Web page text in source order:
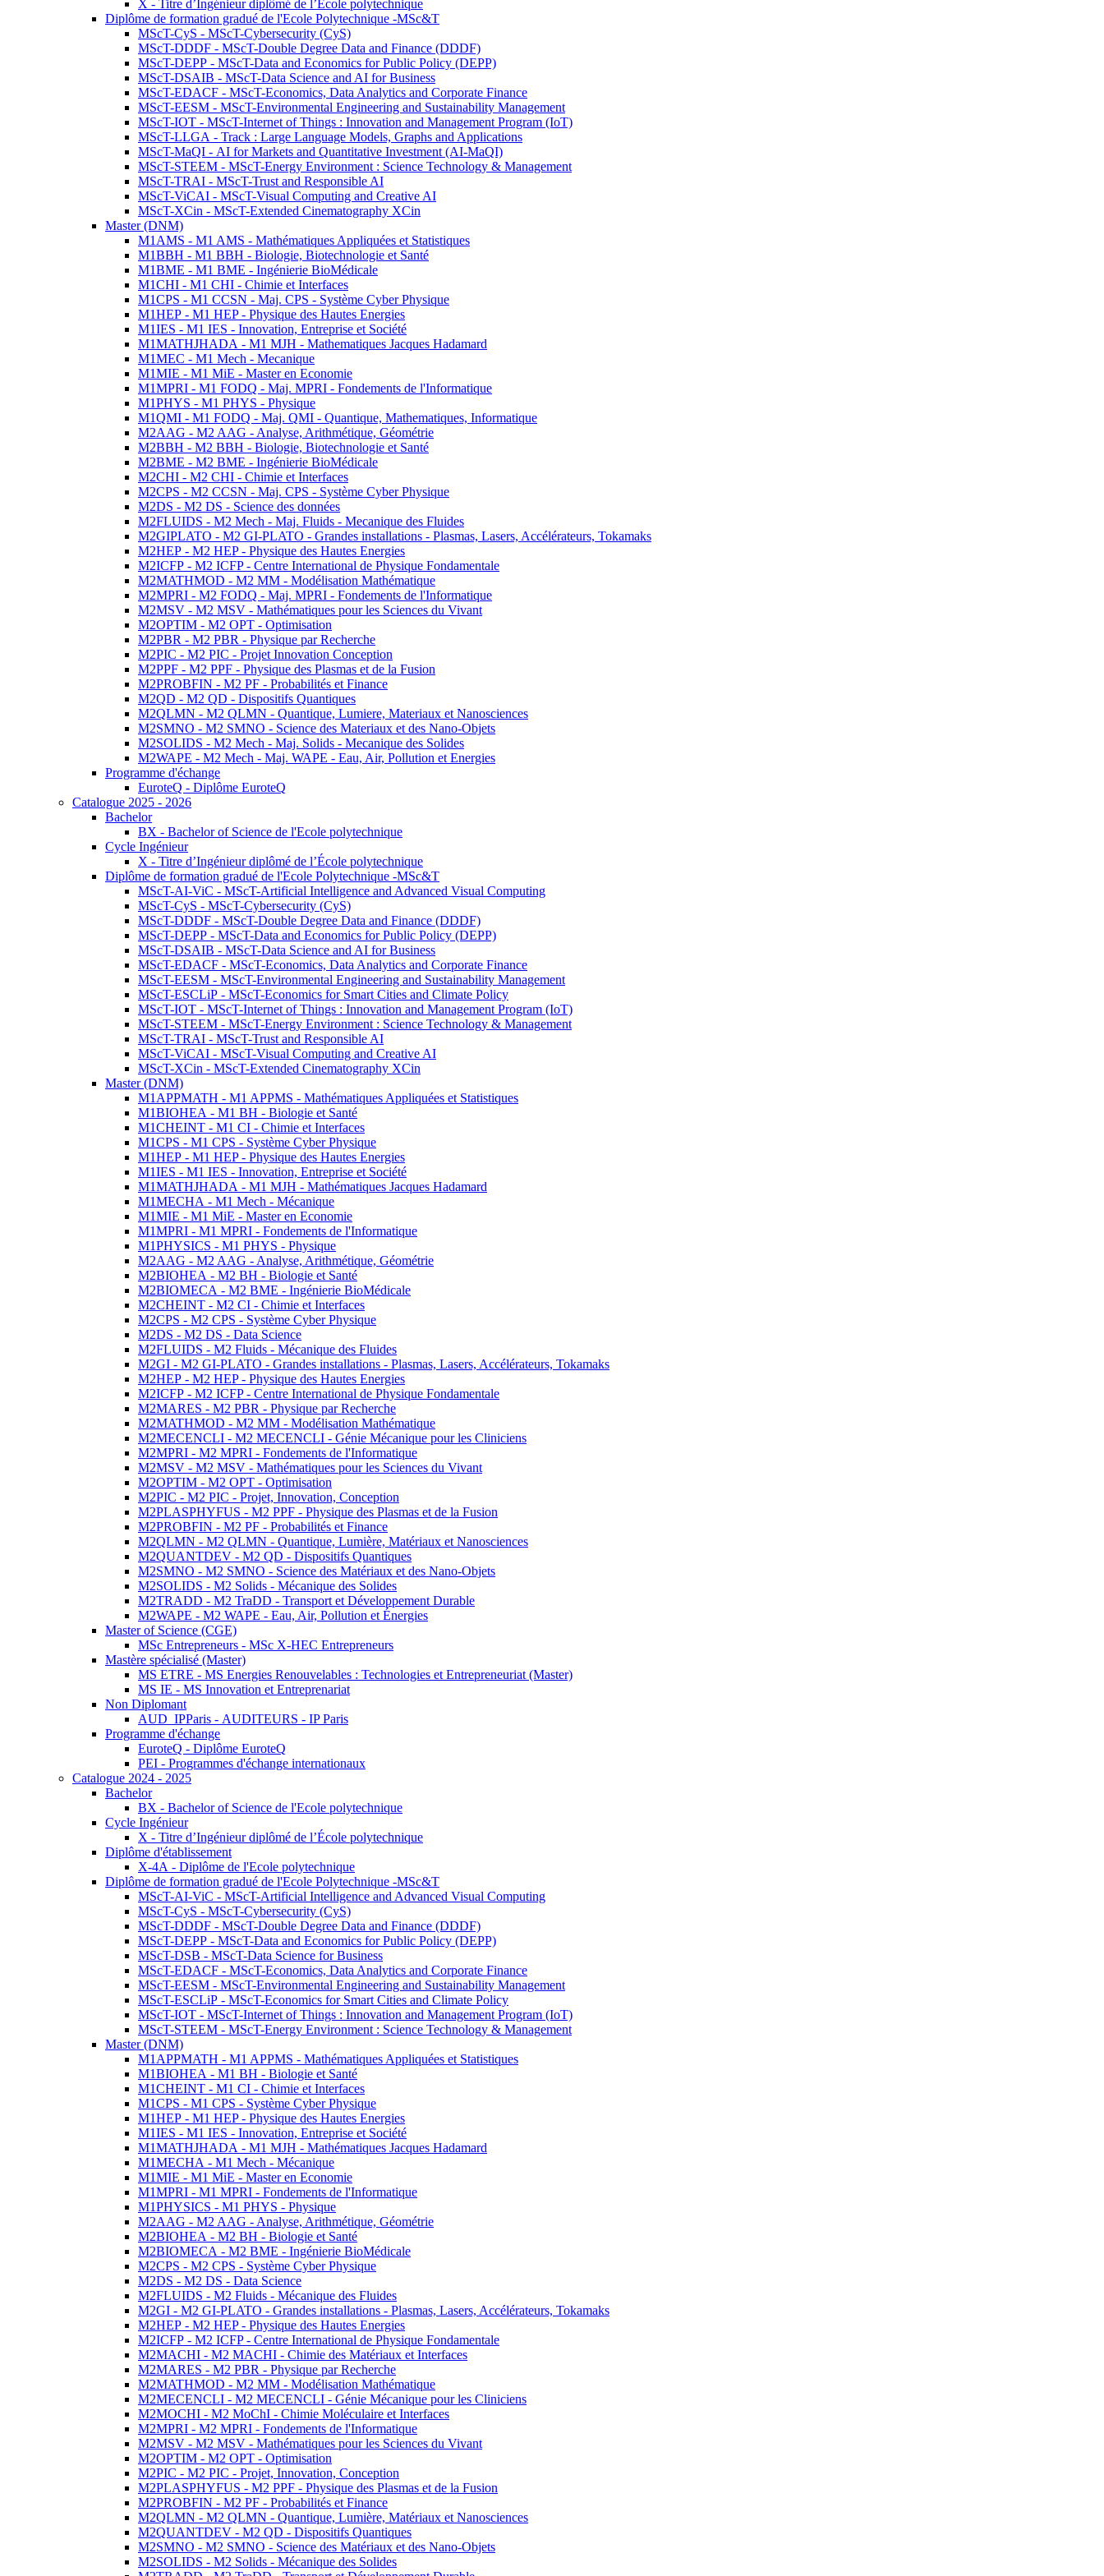
X - Titre d’Ingénieur diplômé de l’École polytechnique
Diplôme de formation gradué de l'Ecole Polytechnique -MSc&T
MScT-CyS - MScT-Cybersecurity (CyS)
MScT-DDDF - MScT-Double Degree Data and Finance (DDDF)
MScT-DEPP - MScT-Data and Economics for Public Policy (DEPP)
MScT-DSAIB - MScT-Data Science and AI for Business
MScT-EDACF - MScT-Economics, Data Analytics and Corporate Finance
MScT-EESM - MScT-Environmental Engineering and Sustainability Management
MScT-IOT - MScT-Internet of Things : Innovation and Management Program (IoT)
MScT-LLGA - Track : Large Language Models, Graphs and Applications
MScT-MaQI - AI for Markets and Quantitative Investment (AI-MaQI)
MScT-STEEM - MScT-Energy Environment : Science Technology & Management
MScT-TRAI - MScT-Trust and Responsible AI
MScT-ViCAI - MScT-Visual Computing and Creative AI
MScT-XCin - MScT-Extended Cinematography XCin
Master (DNM)
M1AMS - M1 AMS - Mathématiques Appliquées et Statistiques
M1BBH - M1 BBH - Biologie, Biotechnologie et Santé
M1BME - M1 BME - Ingénierie BioMédicale
M1CHI - M1 CHI - Chimie et Interfaces
M1CPS - M1 CCSN - Maj. CPS - Système Cyber Physique
M1HEP - M1 HEP - Physique des Hautes Energies
M1IES - M1 IES - Innovation, Entreprise et Société
M1MATHJHADA - M1 MJH - Mathematiques Jacques Hadamard
M1MEC - M1 Mech - Mecanique
M1MIE - M1 MiE - Master en Economie
M1MPRI - M1 FODQ - Maj. MPRI - Fondements de l'Informatique
M1PHYS - M1 PHYS - Physique
M1QMI - M1 FODQ - Maj. QMI - Quantique, Mathematiques, Informatique
M2AAG - M2 AAG - Analyse, Arithmétique, Géométrie
M2BBH - M2 BBH - Biologie, Biotechnologie et Santé
M2BME - M2 BME - Ingénierie BioMédicale
M2CHI - M2 CHI - Chimie et Interfaces
M2CPS - M2 CCSN - Maj. CPS - Système Cyber Physique
M2DS - M2 DS - Science des données
M2FLUIDS - M2 Mech - Maj. Fluids - Mecanique des Fluides
M2GIPLATO - M2 GI-PLATO - Grandes installations - Plasmas, Lasers, Accélérateurs, Tokamaks
M2HEP - M2 HEP - Physique des Hautes Energies
M2ICFP - M2 ICFP - Centre International de Physique Fondamentale
M2MATHMOD - M2 MM - Modélisation Mathématique
M2MPRI - M2 FODQ - Maj. MPRI - Fondements de l'Informatique
M2MSV - M2 MSV - Mathématiques pour les Sciences du Vivant
M2OPTIM - M2 OPT - Optimisation
M2PBR - M2 PBR - Physique par Recherche
M2PIC - M2 PIC - Projet Innovation Conception
M2PPF - M2 PPF - Physique des Plasmas et de la Fusion
M2PROBFIN - M2 PF - Probabilités et Finance
M2QD - M2 QD - Dispositifs Quantiques
M2QLMN - M2 QLMN - Quantique, Lumiere, Materiaux et Nanosciences
M2SMNO - M2 SMNO - Science des Materiaux et des Nano-Objets
M2SOLIDS - M2 Mech - Maj. Solids - Mecanique des Solides
M2WAPE - M2 Mech - Maj. WAPE - Eau, Air, Pollution et Energies
Programme d'échange
EuroteQ - Diplôme EuroteQ
Catalogue 2025 - 2026
Bachelor
BX - Bachelor of Science de l'Ecole polytechnique
Cycle Ingénieur
X - Titre d’Ingénieur diplômé de l’École polytechnique
Diplôme de formation gradué de l'Ecole Polytechnique -MSc&T
MScT-AI-ViC - MScT-Artificial Intelligence and Advanced Visual Computing
MScT-CyS - MScT-Cybersecurity (CyS)
MScT-DDDF - MScT-Double Degree Data and Finance (DDDF)
MScT-DEPP - MScT-Data and Economics for Public Policy (DEPP)
MScT-DSAIB - MScT-Data Science and AI for Business
MScT-EDACF - MScT-Economics, Data Analytics and Corporate Finance
MScT-EESM - MScT-Environmental Engineering and Sustainability Management
MScT-ESCLiP - MScT-Economics for Smart Cities and Climate Policy
MScT-IOT - MScT-Internet of Things : Innovation and Management Program (IoT)
MScT-STEEM - MScT-Energy Environment : Science Technology & Management
MScT-TRAI - MScT-Trust and Responsible AI
MScT-ViCAI - MScT-Visual Computing and Creative AI
MScT-XCin - MScT-Extended Cinematography XCin
Master (DNM)
M1APPMATH - M1 APPMS - Mathématiques Appliquées et Statistiques
M1BIOHEA - M1 BH - Biologie et Santé
M1CHEINT - M1 CI - Chimie et Interfaces
M1CPS - M1 CPS - Système Cyber Physique
M1HEP - M1 HEP - Physique des Hautes Energies
M1IES - M1 IES - Innovation, Entreprise et Société
M1MATHJHADA - M1 MJH - Mathématiques Jacques Hadamard
M1MECHA - M1 Mech - Mécanique
M1MIE - M1 MiE - Master en Economie
M1MPRI - M1 MPRI - Fondements de l'Informatique
M1PHYSICS - M1 PHYS - Physique
M2AAG - M2 AAG - Analyse, Arithmétique, Géométrie
M2BIOHEA - M2 BH - Biologie et Santé
M2BIOMECA - M2 BME - Ingénierie BioMédicale
M2CHEINT - M2 CI - Chimie et Interfaces
M2CPS - M2 CPS - Système Cyber Physique
M2DS - M2 DS - Data Science
M2FLUIDS - M2 Fluids - Mécanique des Fluides
M2GI - M2 GI-PLATO - Grandes installations - Plasmas, Lasers, Accélérateurs, Tokamaks
M2HEP - M2 HEP - Physique des Hautes Energies
M2ICFP - M2 ICFP - Centre International de Physique Fondamentale
M2MARES - M2 PBR - Physique par Recherche
M2MATHMOD - M2 MM - Modélisation Mathématique
M2MECENCLI - M2 MECENCLI - Génie Mécanique pour les Cliniciens
M2MPRI - M2 MPRI - Fondements de l'Informatique
M2MSV - M2 MSV - Mathématiques pour les Sciences du Vivant
M2OPTIM - M2 OPT - Optimisation
M2PIC - M2 PIC - Projet, Innovation, Conception
M2PLASPHYFUS - M2 PPF - Physique des Plasmas et de la Fusion
M2PROBFIN - M2 PF - Probabilités et Finance
M2QLMN - M2 QLMN - Quantique, Lumière, Matériaux et Nanosciences
M2QUANTDEV - M2 QD - Dispositifs Quantiques
M2SMNO - M2 SMNO - Science des Matériaux et des Nano-Objets
M2SOLIDS - M2 Solids - Mécanique des Solides
M2TRADD - M2 TraDD - Transport et Développement Durable
M2WAPE - M2 WAPE - Eau, Air, Pollution et Énergies
Master of Science (CGE)
MSc Entrepreneurs - MSc X-HEC Entrepreneurs
Mastère spécialisé (Master)
MS ETRE - MS Energies Renouvelables : Technologies et Entrepreneuriat (Master)
MS IE - MS Innovation et Entreprenariat
Non Diplomant
AUD_IPParis - AUDITEURS - IP Paris
Programme d'échange
EuroteQ - Diplôme EuroteQ
PEI - Programmes d'échange internationaux
Catalogue 2024 - 2025
Bachelor
BX - Bachelor of Science de l'Ecole polytechnique
Cycle Ingénieur
X - Titre d’Ingénieur diplômé de l’École polytechnique
Diplôme d'établissement
X-4A - Diplôme de l'Ecole polytechnique
Diplôme de formation gradué de l'Ecole Polytechnique -MSc&T
MScT-AI-ViC - MScT-Artificial Intelligence and Advanced Visual Computing
MScT-CyS - MScT-Cybersecurity (CyS)
MScT-DDDF - MScT-Double Degree Data and Finance (DDDF)
MScT-DEPP - MScT-Data and Economics for Public Policy (DEPP)
MScT-DSB - MScT-Data Science for Business
MScT-EDACF - MScT-Economics, Data Analytics and Corporate Finance
MScT-EESM - MScT-Environmental Engineering and Sustainability Management
MScT-ESCLiP - MScT-Economics for Smart Cities and Climate Policy
MScT-IOT - MScT-Internet of Things : Innovation and Management Program (IoT)
MScT-STEEM - MScT-Energy Environment : Science Technology & Management
Master (DNM)
M1APPMATH - M1 APPMS - Mathématiques Appliquées et Statistiques
M1BIOHEA - M1 BH - Biologie et Santé
M1CHEINT - M1 CI - Chimie et Interfaces
M1CPS - M1 CPS - Système Cyber Physique
M1HEP - M1 HEP - Physique des Hautes Energies
M1IES - M1 IES - Innovation, Entreprise et Société
M1MATHJHADA - M1 MJH - Mathématiques Jacques Hadamard
M1MECHA - M1 Mech - Mécanique
M1MIE - M1 MiE - Master en Economie
M1MPRI - M1 MPRI - Fondements de l'Informatique
M1PHYSICS - M1 PHYS - Physique
M2AAG - M2 AAG - Analyse, Arithmétique, Géométrie
M2BIOHEA - M2 BH - Biologie et Santé
M2BIOMECA - M2 BME - Ingénierie BioMédicale
M2CPS - M2 CPS - Système Cyber Physique
M2DS - M2 DS - Data Science
M2FLUIDS - M2 Fluids - Mécanique des Fluides
M2GI - M2 GI-PLATO - Grandes installations - Plasmas, Lasers, Accélérateurs, Tokamaks
M2HEP - M2 HEP - Physique des Hautes Energies
M2ICFP - M2 ICFP - Centre International de Physique Fondamentale
M2MACHI - M2 MACHI - Chimie des Matériaux et Interfaces
M2MARES - M2 PBR - Physique par Recherche
M2MATHMOD - M2 MM - Modélisation Mathématique
M2MECENCLI - M2 MECENCLI - Génie Mécanique pour les Cliniciens
M2MOCHI - M2 MoChI - Chimie Moléculaire et Interfaces
M2MPRI - M2 MPRI - Fondements de l'Informatique
M2MSV - M2 MSV - Mathématiques pour les Sciences du Vivant
M2OPTIM - M2 OPT - Optimisation
M2PIC - M2 PIC - Projet, Innovation, Conception
M2PLASPHYFUS - M2 PPF - Physique des Plasmas et de la Fusion
M2PROBFIN - M2 PF - Probabilités et Finance
M2QLMN - M2 QLMN - Quantique, Lumière, Matériaux et Nanosciences
M2QUANTDEV - M2 QD - Dispositifs Quantiques
M2SMNO - M2 SMNO - Science des Matériaux et des Nano-Objets
M2SOLIDS - M2 Solids - Mécanique des Solides